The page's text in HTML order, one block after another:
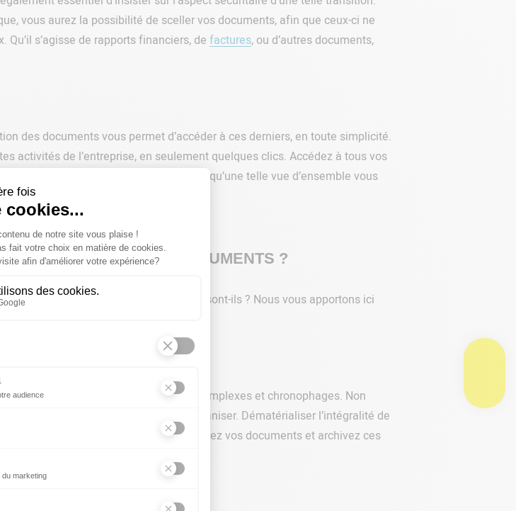
vous aurez la possibilité de sceller vos documents, afin que ceux-ci ne
s’agisse de rapports financiers, de factures, ou d’autres documents,
des documents vous permet d’accéder à ces derniers, en toute simplicité.
activités de l’entreprise, en seulement quelques clics. Accédez à tous vos
l’argent. Par ailleurs, nous précisons qu’une telle vue d’ensemble vous
des besoins de l’entreprise.
DES DOCUMENTS ?
pour les entreprises, mais quels sont-ils ? Nous vous apportons ici
peuvent s’avérer des plus complexes et chronophages. Non
plus difficiles à classer et organiser. Dématérialiser l’intégralité de
En seulement quelques clics, organisez vos documents et archivez ces